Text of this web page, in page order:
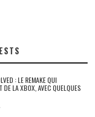
: LE REMAKE QUI
DE LA XBOX, AVEC QUELQUES